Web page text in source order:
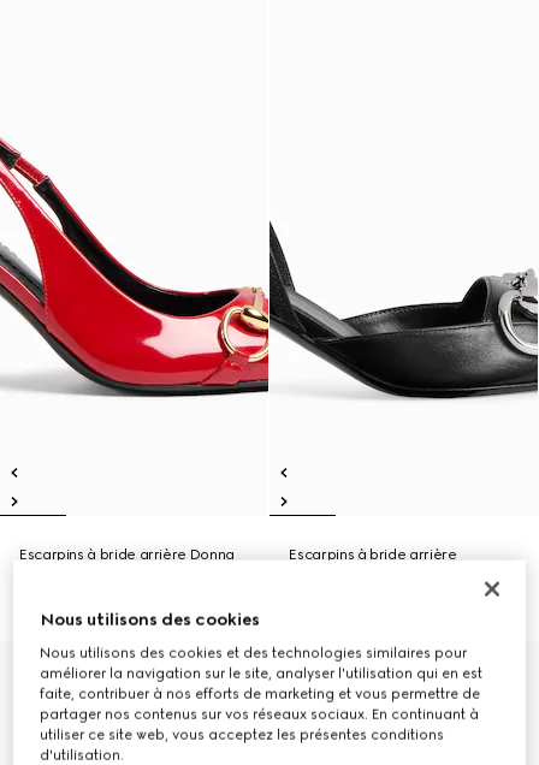
Escarpins à bride arrière Donna
Escarpins à bride arrière
Nouveautés Nouveautés
Nous utilisons des cookies
Nous utilisons des cookies et des technologies similaires pour
améliorer la navigation sur le site, analyser l'utilisation qui en est
faite, contribuer à nos efforts de marketing et vous permettre de
partager nos contenus sur vos réseaux sociaux. En continuant à
utiliser ce site web, vous acceptez les présentes conditions
d'utilisation.